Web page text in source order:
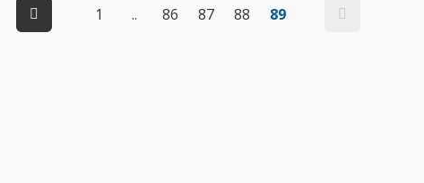
1 .. 86 87 88 89